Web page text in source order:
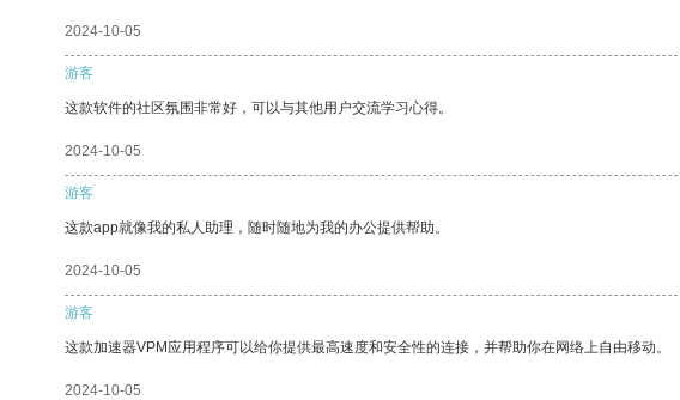
2024-10-05
游客
这款软件的社区氛围非常好，可以与其他用户交流学习心得。
2024-10-05
游客
这款app就像我的私人助理，随时随地为我的办公提供帮助。
2024-10-05
游客
这款加速器VPM应用程序可以给你提供最高速度和安全性的连接，并帮助你在网络上自由移动。
2024-10-05